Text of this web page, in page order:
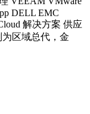
DELL EMC
解决方案 供应
区域总代，金